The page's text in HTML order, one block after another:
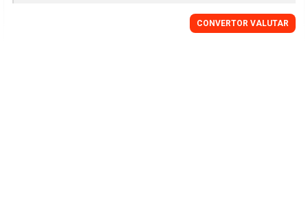
CONVERTOR VALUTAR